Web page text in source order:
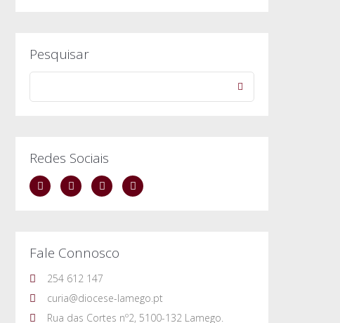
Pesquisar
Redes Sociais
Fale Connosco
254 612 147
curia@diocese-lamego.pt
Rua das Cortes nº2, 5100-132 Lamego.